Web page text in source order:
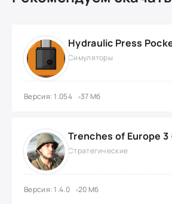
Симуляторы
Версия: 1.054 37 Мб
Стратегические
Версия: 1.4.0 20 Мб